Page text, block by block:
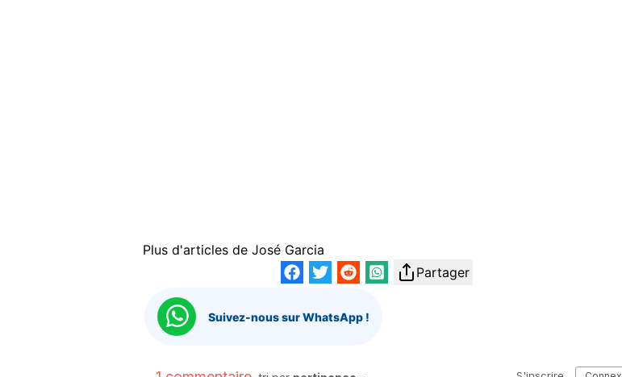
Plus d'articles de José Garcia
Partager
Suivez-nous sur WhatsApp !